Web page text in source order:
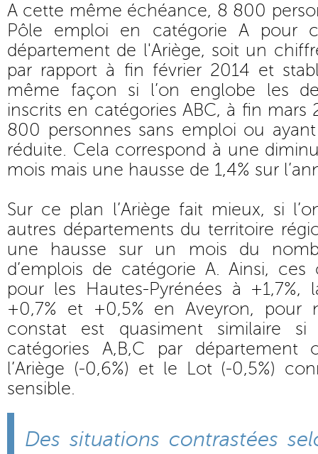
A cette même échéance, 8 800
Pôle emploi en catégorie A pour
département de l'Ariège, soit un
par rapport à fin février 2014 et
même façon si l’on englobe les
inscrits en catégories ABC, à fin mars
800 personnes sans emploi ou
réduite. Cela correspond à une
mois mais une hausse de 1,4% sur
Sur ce plan l’Ariège fait mieux, si
autres départements du territoire
une hausse sur un mois du
d’emplois de catégorie A. Ainsi, ces
pour les Hautes-Pyrénées à +1,7%,
+0,7% et +0,5% en Aveyron, pour
constat est quasiment similaire si
catégories A,B,C par
l’Ariège (-0,6%) et le Lot (-0,5%)
sensible.
Des situations contrastées